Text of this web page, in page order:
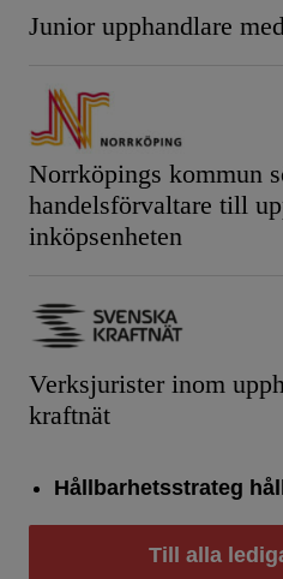
Junior upphandlare
Norrköpings kommun
handelsförvaltare till
inköpsenheten
Verksjurister inom
kraftnät
Hållbarhetsstrateg
Till alla